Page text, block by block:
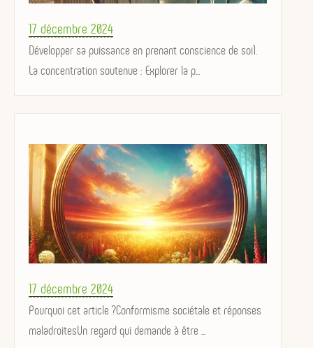
Posted
on
17 décembre 2024
Développer sa puissance en prenant conscience de soi1.
La concentration soutenue : Explorer la p...
Posted
on
17 décembre 2024
Pourquoi cet article ?Conformisme sociétale et réponses
maladroitesUn regard qui demande à être ...